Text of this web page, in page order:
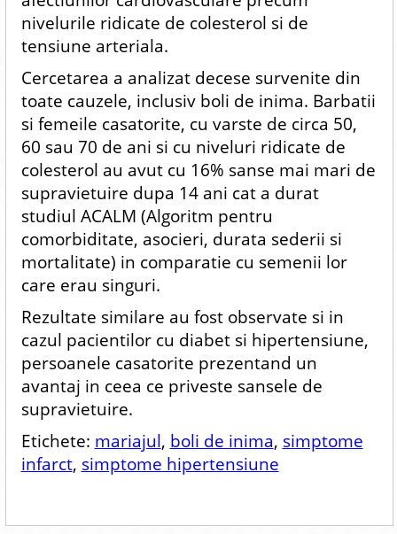
nivelurile ridicate de colesterol si de
tensiune arteriala.
Cercetarea a analizat decese survenite din
toate cauzele, inclusiv boli de inima. Barbatii
si femeile casatorite, cu varste de circa 50,
60 sau 70 de ani si cu niveluri ridicate de
colesterol au avut cu 16% sanse mai mari de
supravietuire dupa 14 ani cat a durat
studiul ACALM (Algoritm pentru
comorbiditate, asocieri, durata sederii si
mortalitate) in comparatie cu semenii lor
care erau singuri.
Rezultate similare au fost observate si in
cazul pacientilor cu diabet si hipertensiune,
persoanele casatorite prezentand un
avantaj in ceea ce priveste sansele de
supravietuire.
Etichete: mariajul, boli de inima, simptome
infarct, simptome hipertensiune